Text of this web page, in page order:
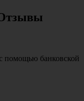
помощью банковской